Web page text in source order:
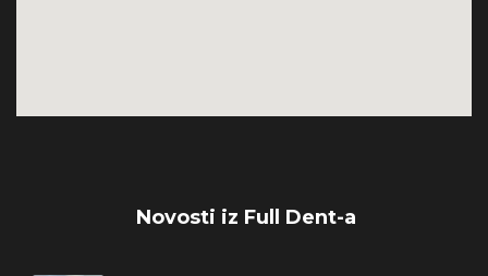
Novosti iz Full Dent-a